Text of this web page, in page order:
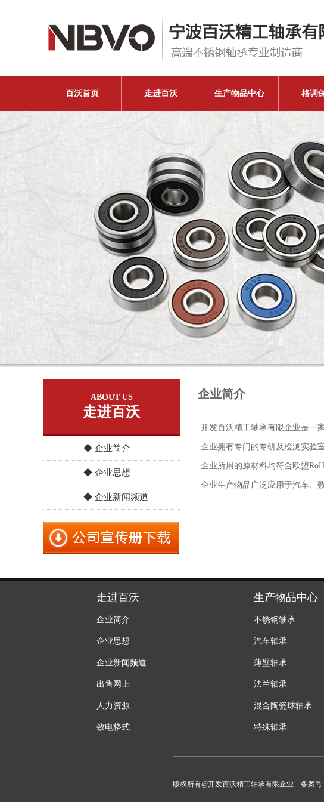
百沃首页 走进百沃 生产物品中心 格调
ABOUT US
走进百沃
◆ 企业简介
◆ 企业思想
◆ 企业新闻频道
企业简介
开发百沃精工轴承有限企业是一
企业拥有专门的专研及检测实验
企业所用的原材料均符合欧盟
企业生产物品广泛应用于汽车、
走进百沃
企业简介
企业思想
企业新闻频道
出售网上
人力资源
致电格式
生产物品中心
不锈钢轴承
汽车轴承
薄壁轴承
法兰轴承
混合陶瓷球轴承
特殊轴承
版权所有@开发百沃精工轴承有限企业 备案号